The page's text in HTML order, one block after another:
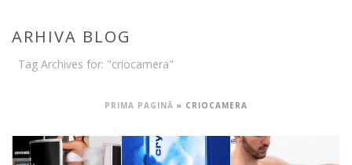
ARHIVA BLOG
Tag Archives for: "criocamera"
PRIMA PAGINĂ » CRIOCAMERA